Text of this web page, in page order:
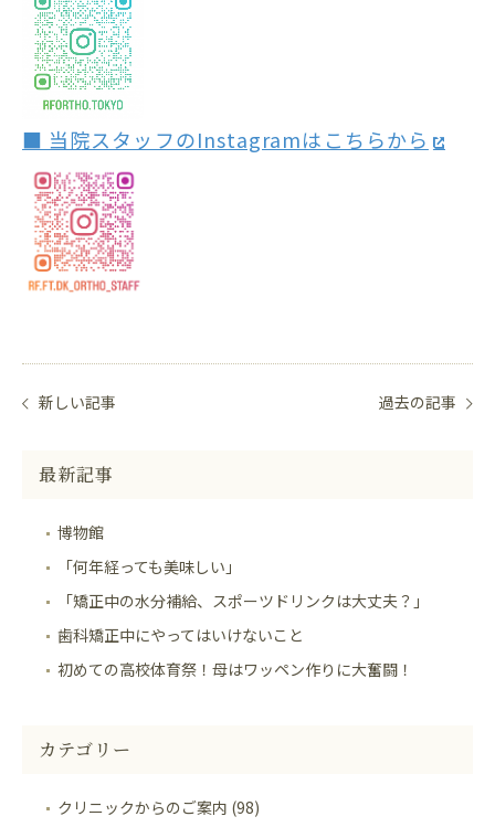
■ 当院スタッフのInstagramはこちらから
新しい記事 過去の記事
最新記事
博物館
「何年経っても美味しい」
「矯正中の水分補給、スポーツドリンクは大丈夫？」
歯科矯正中にやってはいけないこと
初めての高校体育祭！母はワッペン作りに大奮闘！
カテゴリー
クリニックからのご案内 (98)